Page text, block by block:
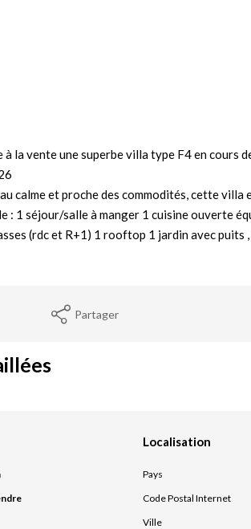
à la vente une superbe villa type F4 en cours
calme et proche des commodités, cette
: 1 séjour/salle à manger 1 cuisine ouverte
(rdc et R+1) 1 rooftop 1 jardin avec puits
Partager
Localisation
Pays
Code Postal Internet
Ville